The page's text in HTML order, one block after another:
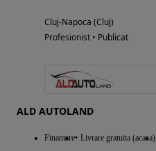
Cluj-Napoca (Cluj)
Profesionist • Publicat
ALD AUTOLAND
Finantare Livrare gratuita (acasa)